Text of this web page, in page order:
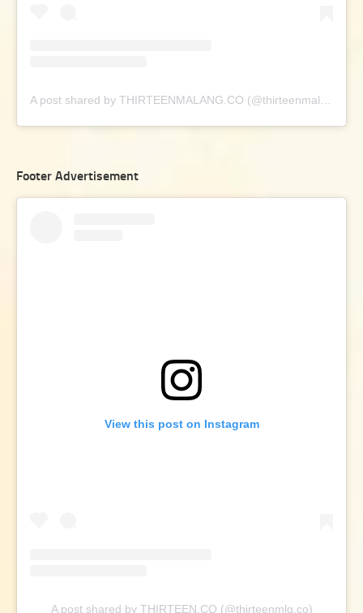
A post shared by THIRTEENMALANG.CO (@thirteenmalang.co)
Footer Advertisement
View this post on Instagram
A post shared by THIRTEEN.CO (@thirteenmlg.co)